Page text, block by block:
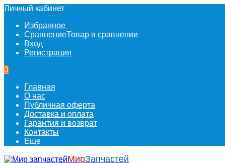
Личный кабинет
Избранное
СравнениеТовар в сравнении
Вход
Регистрация
0
Главная
О нас
Публичная оферта
Доставка и оплата
Гарантия и возврат
Контакты
Еще
МирЗапчастей